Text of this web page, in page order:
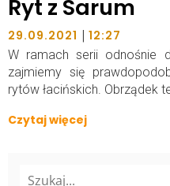
Ryt z Sarum
29.09.2021 | 12:27
W ramach serii odnośnie
zajmiemy się
rytów łacińskich. Obrządek
Czytaj więcej